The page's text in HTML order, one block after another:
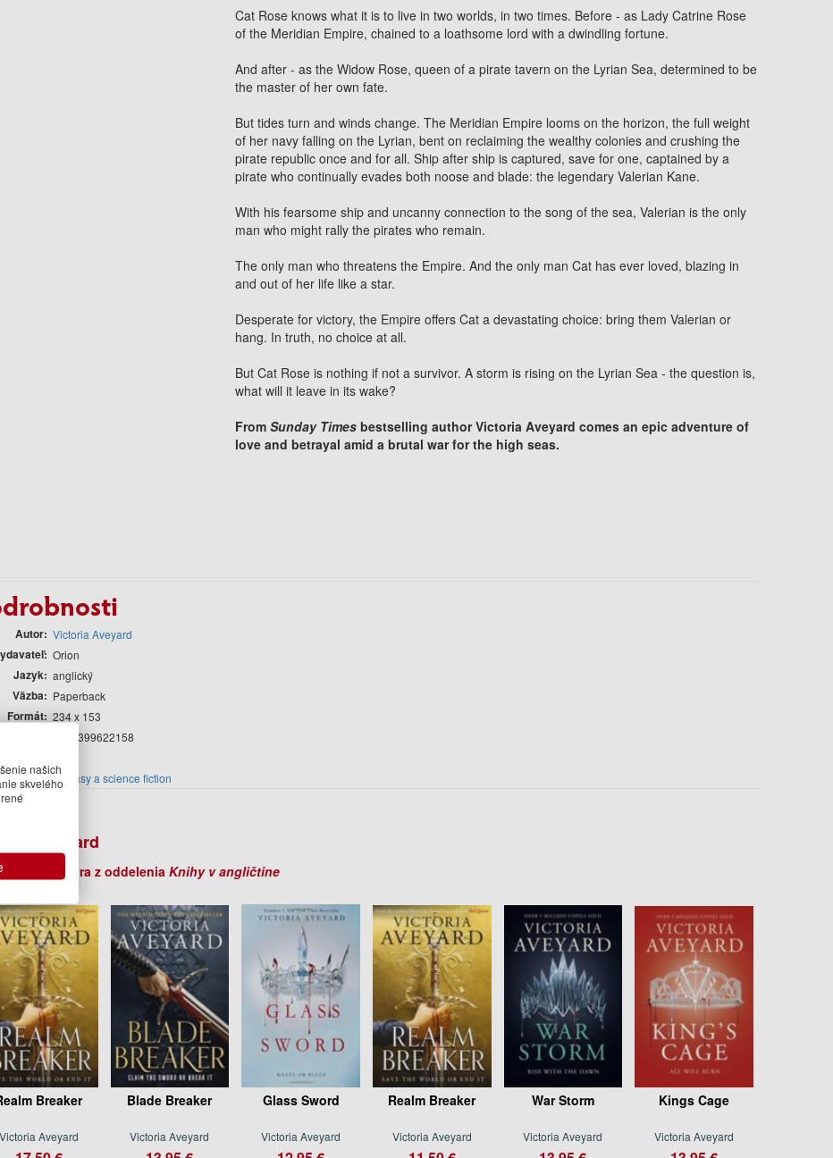
Cat Rose knows what it is to live in two worlds, in two times. Before - as Lady Catrine Rose
of the Meridian Empire, chained to a loathsome lord with a dwindling fortune.
And after - as the Widow Rose, queen of a pirate tavern on the Lyrian Sea, determined to be
the master of her own fate.
But tides turn and winds change. The Meridian Empire looms on the horizon, the full weight
of her navy falling on the Lyrian, bent on reclaiming the wealthy colonies and crushing the
pirate republic once and for all. Ship after ship is captured, save for one, captained by a
pirate who continually evades both noose and blade: the legendary Valerian Kane.
With his fearsome ship and uncanny connection to the song of the sea, Valerian is the only
man who might rally the pirates who remain.
The only man who threatens the Empire. And the only man Cat has ever loved, blazing in
and out of her life like a star.
Desperate for victory, the Empire offers Cat a devastating choice: bring them Valerian or
hang. In truth, no choice at all.
But Cat Rose is nothing if not a survivor. A storm is rising on the Lyrian Sea - the question is,
what will it leave in its wake?
FromSunday Times bestselling author Victoria Aveyard comes an epic adventure of
love and betrayal amid a brutal war for the high seas.
Autor Victoria Aveyard
Orion
Jazyk anglický
Väzba Paperback
Formát 234 x 153
9781399622158
Edícia Fantasy a science fiction
Aveyard
knihy autora z oddelenia Knihy v angličtine
Breaker
Victoria Aveyard
Blade Breaker
Victoria Aveyard
Glass Sword
Victoria Aveyard
Realm Breaker
Victoria Aveyard
War Storm
Victoria Aveyard
Kings Cage
Victoria Aveyard
našich
skvelého